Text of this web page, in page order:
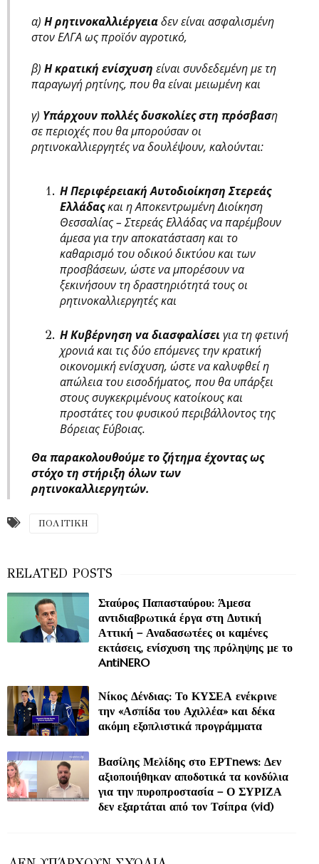
α) Η ρητινοκαλλιέργειαδεν είναι ασφαλισμένη
στον ΕΛΓΑ ως προϊόν αγροτικό,
β) Η κρατική ενίσχυση είναι συνδεδεμένη με τη
παραγωγή ρητίνης, που θα είναι μειωμένη και
γ) Υπάρχουν πολλές δυσκολίες στη πρόσβαση
σε περιοχές που θα μπορούσαν οι
ρητινοκαλλιεργητές να δουλέψουν, καλούνται:
Η Περιφέρειακή Αυτοδιοίκηση Στερεάς
Ελλάδαςκαι η Αποκεντρωμένη Διοίκηση
Θεσσαλίας – Στερεάς Ελλάδας να παρέμβουν
άμεσα για την αποκατάσταση και το
καθαρισμό του οδικού δικτύου και των
προσβάσεων, ώστε να μπορέσουν να
ξεκινήσουν τη δραστηριότητά τους οι
ρητινοκαλλιεργητές και
Η Κυβέρνηση να διασφαλίσειγια τη φετινή
χρονιά και τις δύο επόμενες την κρατική
οικονομική ενίσχυση, ώστε να καλυφθεί η
απώλεια του εισοδήματος, που θα υπάρξει
στους συγκεκριμένους κατοίκους και
προστάτες του φυσικού περιβάλλοντος της
Βόρειας Εύβοιας.
Θα παρακολουθούμε το ζήτημα έχοντας ως
στόχο τη στήριξη όλων των
ρητινοκαλλιεργητών.
ΠΟΛΙΤΙΚΗ
Σταύρος Παπασταύρου: Άμεσα
αντιδιαβρωτικά έργα στη Δυτική
Αττική – Αναδασωτέες οι καμένες
εκτάσεις, ενίσχυση της πρόληψης με το
AntiNERO
Νίκος Δένδιας: Το ΚΥΣΕΑ ενέκρινε
την «Ασπίδα του Αχιλλέα» και δέκα
ακόμη εξοπλιστικά προγράμματα
Βασίλης Μελίδης στο ΕΡΤnews: Δεν
αξιοποιήθηκαν αποδοτικά τα κονδύλια
για την πυροπροστασία – Ο ΣΥΡΙΖΑ
δεν εξαρτάται από τον Τσίπρα (vid)